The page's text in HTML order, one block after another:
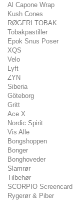
Al Capone Wrap
Kush Cones
RØGFRI TOBAK
Tobakpastiller
Epok Snus Poser
XQS
Velo
Lyft
ZYN
Siberia
Göteborg
Gritt
Ace X
Nordic Spirit
Vis Alle
Bongshoppen
Bonger
Bonghoveder
Slamrør
Tilbehør
SCORPIO Screencard
Rygerør & Piber